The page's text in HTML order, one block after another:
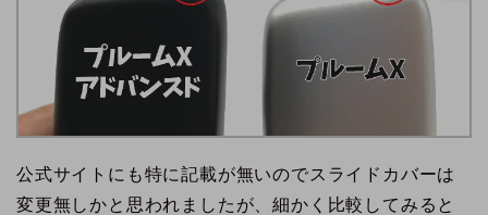
公式サイトにも特に記載が無いのでスライドカバーは
変更無しかと思われましたが、細かく比較してみると